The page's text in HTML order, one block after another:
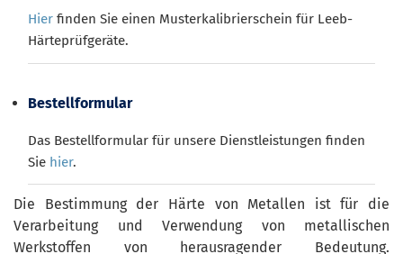
Hier finden Sie einen Musterkalibrierschein für Leeb-
Härteprüfgeräte.
Bestellformular
Das Bestellformular für unsere Dienstleistungen finden
Sie hier.
Die Bestimmung der Härte von Metallen ist für die
Verarbeitung und Verwendung von metallischen
Werkstoffen von herausragender Bedeutung.